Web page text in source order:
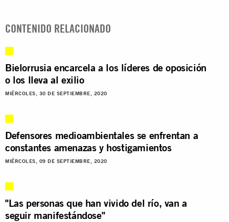
CONTENIDO RELACIONADO
Bielorrusia encarcela a los líderes de oposición
o los lleva al exilio
MIÉRCOLES, 30 DE SEPTIEMBRE, 2020
Defensores medioambientales se enfrentan a
constantes amenazas y hostigamientos
MIÉRCOLES, 09 DE SEPTIEMBRE, 2020
"Las personas que han vivido del río, van a
seguir manifestándose"